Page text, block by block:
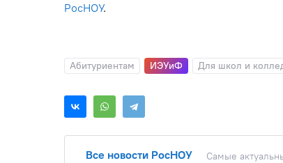
РосНОУ.
Абитуриентам ИЭУиФ Для школ и
Все новости РосНОУ Самые